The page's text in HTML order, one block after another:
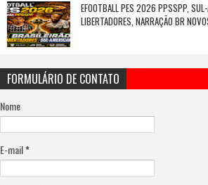
EFOOTBALL PES 2026 PPSSPP, SUL-
LIBERTADORES, NARRAÇÃO BR
FORMULÁRIO DE CONTATO
Nome
E-mail*